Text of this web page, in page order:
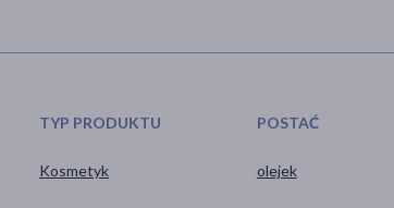
TYP PRODUKTU
Kosmetyk
POSTAĆ
olejek